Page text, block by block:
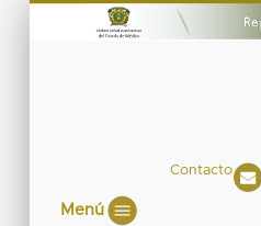
Contacto
Menú